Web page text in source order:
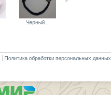
Черный...
Политика обработки персональных данных